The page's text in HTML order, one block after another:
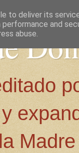
to deliver its
performance and
abuse.